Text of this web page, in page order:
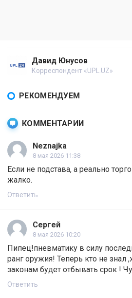
Давид Юнусов
Корреспондент «UPL.UZ»
РЕКОМЕНДУЕМ
КОММЕНТАРИИ
Neznajka
8 мая 2026 11:38
Если не подстава, а реально
жалко.
Ответить
Сергей
8 мая 2026 10:20
Пипец!пневматику в силу
ранг оружия! Теперь кто не знал
законам будет отбывать срок !
Ответить